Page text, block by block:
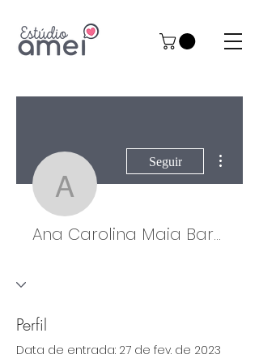
Ana Carolina
Seguir
Ana Carolina Maia Barbosa
Perfil
Data de entrada: 27 de fev. de 2023